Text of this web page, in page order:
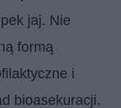
jaj. Nie
formą
i
bioasekuracji.